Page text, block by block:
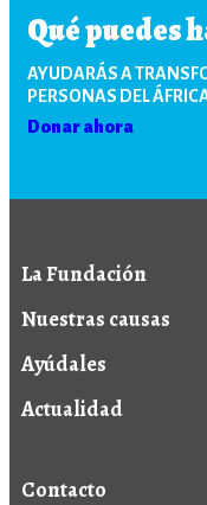
Qué puedes
AYUDARÁS A
PERSONAS DEL
Donar ahora
La Fundación
Nuestras causas
Ayúdales
Actualidad
Contacto